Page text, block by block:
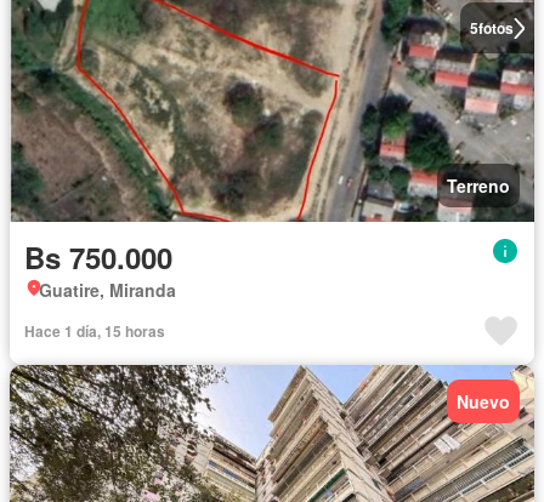
5fotos
Terreno
Bs 750.000
Guatire, Miranda
Hace 1 día, 15 horas
Nuevo